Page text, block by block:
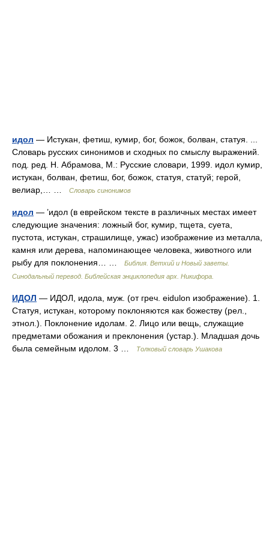
идол — Истукан, фетиш, кумир, бог, божок, болван, статуя. ...
Словарь русских синонимов и сходных по смыслу выражений.
под. ред. Н. Абрамова, М.: Русские словари, 1999. идол кумир,
истукан, болван, фетиш, бог, божок, статуя, статуй; герой,
велиар,… …
Словарь синонимов
идол — ’идол (в еврейском тексте в различных местах имеет
следующие значения: ложный бог, кумир, тщета, суета,
пустота, истукан, страшилище, ужас) изображение из металла,
камня или дерева, напоминающее человека, животного или
рыбу для поклонения… …
Библия. Ветхий и Новый заветы.
Синодальный перевод. Библейская энциклопедия арх. Никифора.
ИДОЛ — ИДОЛ, идола, муж. (от греч. eidulon изображение). 1.
Статуя, истукан, которому поклоняются как божеству (рел.,
этнол.). Поклонение идолам. 2. Лицо или вещь, служащие
предметами обожания и преклонения (устар.). Младшая дочь
была семейным идолом. 3 …
Толковый словарь Ушакова